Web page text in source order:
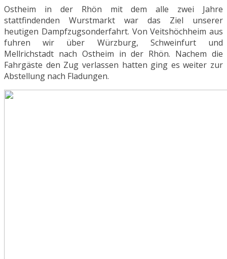
Ostheim in der Rhön mit dem alle zwei Jahre
stattfindenden Wurstmarkt war das Ziel unserer
heutigen Dampfzugsonderfahrt. Von Veitshöchheim aus
fuhren wir über Würzburg, Schweinfurt und
Mellrichstadt nach Ostheim in der Rhön. Nachem die
Fahrgäste den Zug verlassen hatten ging es weiter zur
Abstellung nach Fladungen.